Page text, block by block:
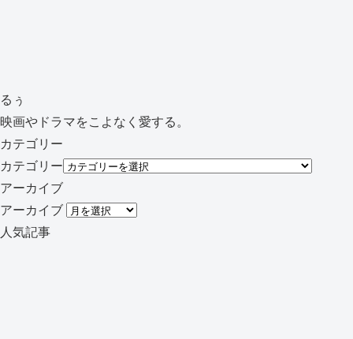
るぅ
映画やドラマをこよなく愛する。
カテゴリー
カテゴリー
アーカイブ
アーカイブ
人気記事